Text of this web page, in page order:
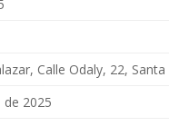
Calle Odaly, 22,
2025